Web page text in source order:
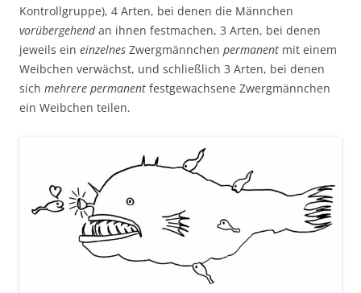
Kontrollgruppe), 4 Arten, bei denen die Männchen
vorübergehendan ihnen festmachen, 3 Arten, bei denen
jeweils ein einzelnes Zwergmännchen permanent mit einem
Weibchen verwächst, und schließlich 3 Arten, bei denen
sich mehrere permanent festgewachsene Zwergmännchen
ein Weibchen teilen.